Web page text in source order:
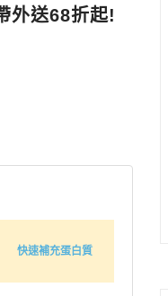
外送68折起!
快速補充蛋白質